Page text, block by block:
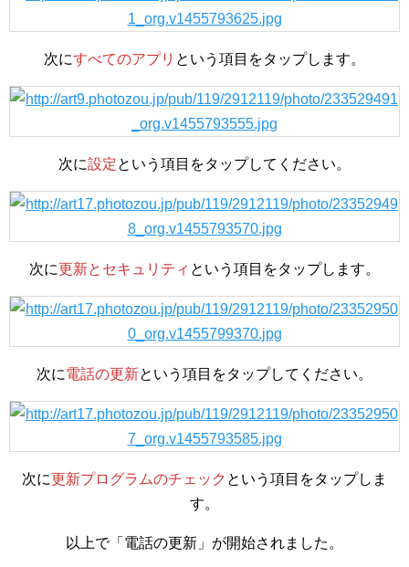
次にすべてのアプリ という項目をタップします。
次に設定という項目をタップしてください。
次に更新とセキュリティ という項目をタップします。
次に電話の更新という項目をタップしてください。
次に更新プログラムのチェック という項目をタップしま
す。
以上で「電話の更新」が開始されました。